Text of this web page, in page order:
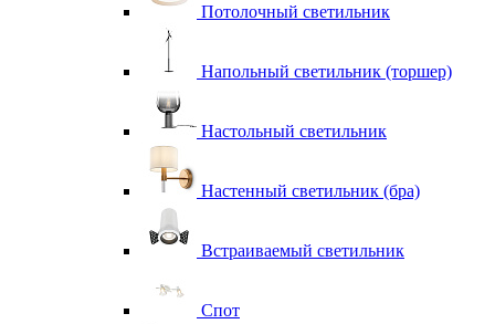
Потолочный светильник
Напольный светильник (торшер)
Настольный светильник
Настенный светильник (бра)
Встраиваемый светильник
Спот